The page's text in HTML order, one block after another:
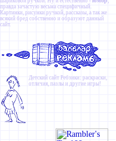
правда зачастую весьма специфичный.
Картинки, рисунки ручкой, рассказы, а так же
всякий бред собственно и образуют данный
сайт.
Детский сайт Ребзики: раскраски,
отличия, пазлы и другие игры!